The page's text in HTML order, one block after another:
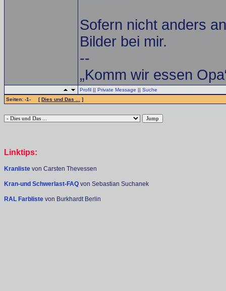
Sofern nicht anders
Bilder bei mir.
--
„Komm wir essen
Profil || Private Message || Suche
Seiten: -1- [Dies und Das ... ]
Linktips:
Kranliste von Carsten Thevessen
Kran-und Schwerlast-FAQ von Sebastian Suchanek
RAL Farbliste von Burkhardt Berlin